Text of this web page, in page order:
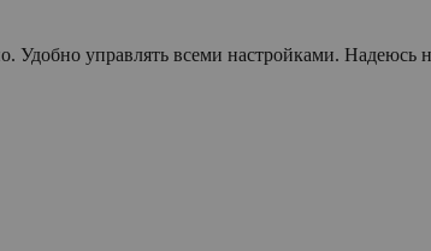
Удобно управлять всеми настройками.